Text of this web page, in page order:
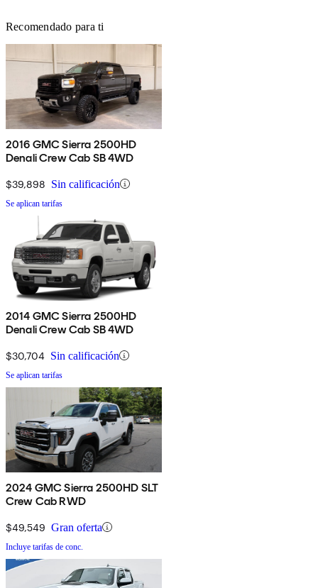
Recomendado para ti
2016 GMC Sierra 2500HD
Denali Crew Cab SB 4WD
$39,898 Sin calificación
Se aplican tarifas
2014 GMC Sierra 2500HD
Denali Crew Cab SB 4WD
$30,704 Sin calificación
Se aplican tarifas
2024 GMC Sierra 2500HD SLT
Crew Cab RWD
$49,549 Gran oferta
Incluye tarifas de conc.